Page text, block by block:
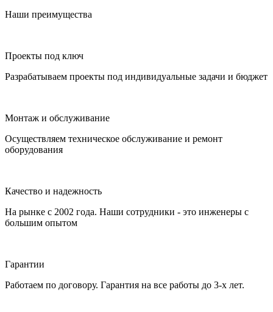
Наши преимущества
Проекты под ключ
Разрабатываем проекты под индивидуальные задачи и бюджет
Монтаж и обслуживание
Осуществляем техническое обслуживание и ремонт
оборудования
Качество и надежность
На рынке с 2002 года. Наши сотрудники - это инженеры с
большим опытом
Гарантии
Работаем по договору. Гарантия на все работы до 3-х лет.